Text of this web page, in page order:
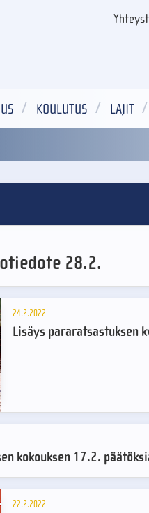
KOULUTUS LAJIT
28.2.
24.2.2022
Lisäys pararatsastuksen
kokouksen 17.2.
22.2.2022